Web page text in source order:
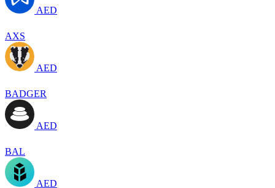
AED
AXS
AED
BADGER
AED
BAL
AED